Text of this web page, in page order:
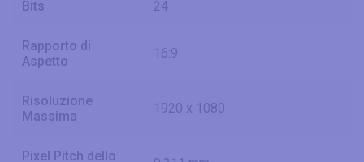
Bits 24
Rapporto di
Aspetto
16:9
Risoluzione
Massima
1920 x 1080
Pixel Pitch dello